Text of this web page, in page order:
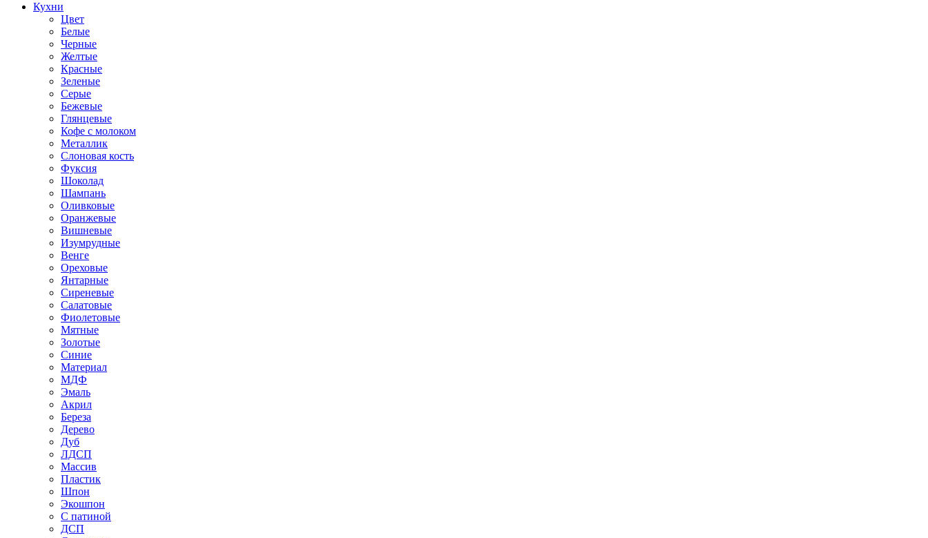
Кухни
Цвет
Белые
Черные
Желтые
Красные
Зеленые
Серые
Бежевые
Глянцевые
Кофе с молоком
Металлик
Слоновая кость
Фуксия
Шоколад
Шампань
Оливковые
Оранжевые
Вишневые
Изумрудные
Венге
Ореховые
Янтарные
Сиреневые
Салатовые
Фиолетовые
Мятные
Золотые
Синие
Материал
МДФ
Эмаль
Акрил
Береза
Дерево
Дуб
ЛДСП
Массив
Пластик
Шпон
Экошпон
С патиной
ДСП